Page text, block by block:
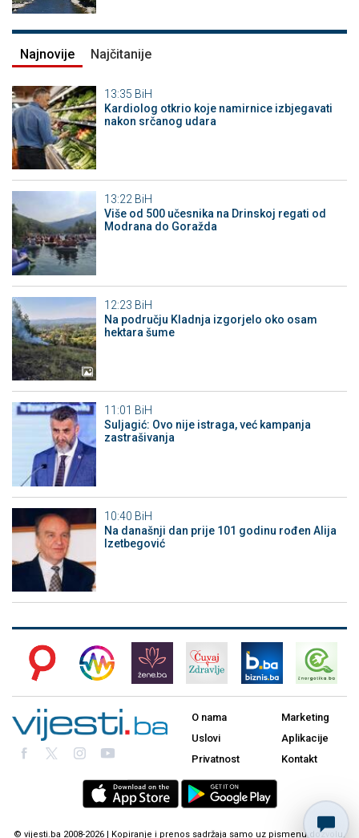
Najnovije Najčitanije
13:35 BiH
Kardiolog otkrio koje namirnice izbjegavati
nakon srčanog udara
13:22 BiH
Više od 500 učesnika na Drinskoj regati od
Modrana do Goražda
12:23 BiH
Na području Kladnja izgorjelo oko osam
hektara šume
11:01 BiH
Suljagić: Ovo nije istraga, već kampanja
zastrašivanja
10:40 BiH
Na današnji dan prije 101 godinu rođen Alija
Izetbegović
O nama
Uslovi
Privatnost
Marketing
Aplikacije
Kontakt
© vijesti.ba 2008-2026 | Kopiranje i prenos sadržaja samo uz pismenu dozvolu.